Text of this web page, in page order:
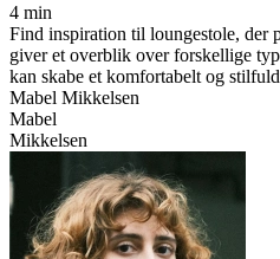
4 min
Find inspiration til loungestole, der
giver et overblik over forskellige
kan skabe et komfortabelt og
Mabel Mikkelsen
Mabel
Mikkelsen